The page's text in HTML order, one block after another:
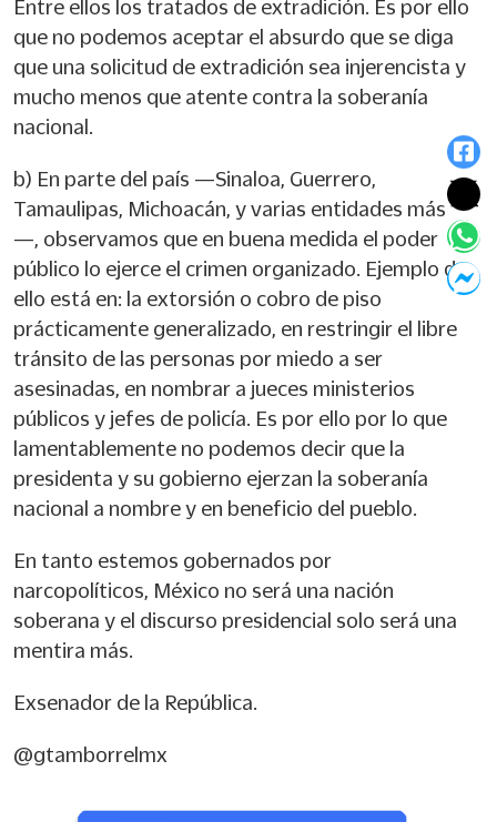
Entre ellos los tratados de extradición. Es por ello
que no podemos aceptar el absurdo que se diga
que una solicitud de extradición sea injerencista y
mucho menos que atente contra la soberanía
nacional.
b) En parte del país —Sinaloa, Guerrero,
Tamaulipas, Michoacán, y varias entidades más
—, observamos que en buena medida el poder
público lo ejerce el crimen organizado. Ejemplo de
ello está en: la extorsión o cobro de piso
prácticamente generalizado, en restringir el libre
tránsito de las personas por miedo a ser
asesinadas, en nombrar a jueces ministerios
públicos y jefes de policía. Es por ello por lo que
lamentablemente no podemos decir que la
presidenta y su gobierno ejerzan la soberanía
nacional a nombre y en beneficio del pueblo.
En tanto estemos gobernados por
narcopolíticos, México no será una nación
soberana y el discurso presidencial solo será una
mentira más.
Exsenador de la República.
@gtamborrelmx